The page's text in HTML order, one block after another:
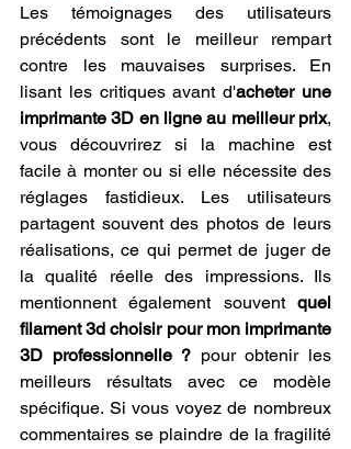
Les témoignages des utilisateurs
précédents sont le meilleur rempart
contre les mauvaises surprises. En
lisant les critiques avant d'acheter une
imprimante 3D en ligne au meilleur prix,
vous découvrirez si la machine est
facile à monter ou si elle nécessite des
réglages fastidieux. Les utilisateurs
partagent souvent des photos de leurs
réalisations, ce qui permet de juger de
la qualité réelle des impressions. Ils
mentionnent également souvent quel
filament 3d choisir pour mon imprimante
3D professionnelle ? pour obtenir les
meilleurs résultats avec ce modèle
spécifique. Si vous voyez de nombreux
commentaires se plaindre de la fragilité